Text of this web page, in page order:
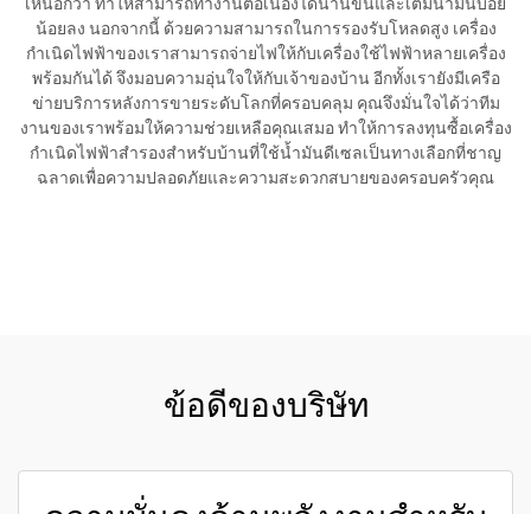
เหนือกว่า ทำให้สามารถทำงานต่อเนื่องได้นานขึ้นและเติมน้ำมันบ่อย
น้อยลง นอกจากนี้ ด้วยความสามารถในการรองรับโหลดสูง เครื่อง
กำเนิดไฟฟ้าของเราสามารถจ่ายไฟให้กับเครื่องใช้ไฟฟ้าหลายเครื่อง
พร้อมกันได้ จึงมอบความอุ่นใจให้กับเจ้าของบ้าน อีกทั้งเรายังมีเครือ
ข่ายบริการหลังการขายระดับโลกที่ครอบคลุม คุณจึงมั่นใจได้ว่าทีม
งานของเราพร้อมให้ความช่วยเหลือคุณเสมอ ทำให้การลงทุนซื้อเครื่อง
กำเนิดไฟฟ้าสำรองสำหรับบ้านที่ใช้น้ำมันดีเซลเป็นทางเลือกที่ชาญ
ฉลาดเพื่อความปลอดภัยและความสะดวกสบายของครอบครัวคุณ
ข้อดีของบริษัท